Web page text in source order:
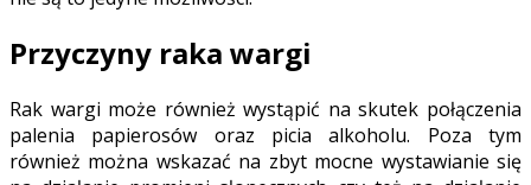
Przyczyny raka wargi
Rak wargi może również wystąpić na skutek połączenia
palenia papierosów oraz picia alkoholu. Poza tym
również można wskazać na zbyt mocne wystawianie się